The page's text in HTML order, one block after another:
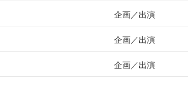
企画 出演
企画 出演
企画 出演